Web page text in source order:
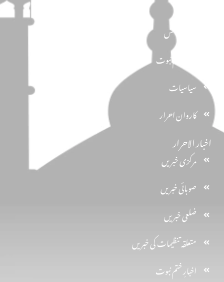
اخبار الاحرار
مرکزی خبریں
صوبائی خبریں
ضلعی خبریں
متعلقہ تنظیمات کی خبریں
اخبارِ ختم نبوت
دین و دانش
تحفظ ختم نبوت
سیاسیات
کاروان احرار